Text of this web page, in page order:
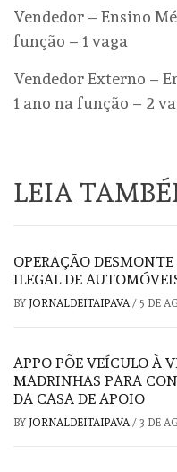
Vendedor – Ensino
função – 1 vaga
Vendedor Externo –
1 ano na função – 2
LEIA
OPERAÇÃO
ILEGAL DE
BY JORNALDEITAIPAVA / 5 DE
APPO PÕE VEÍCULO À
MADRINHAS PARA
DA CASA DE APOIO
BY JORNALDEITAIPAVA / 3 DE